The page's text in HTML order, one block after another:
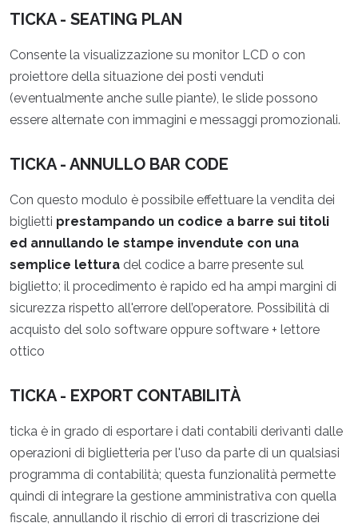
TICKA - SEATING PLAN
Consente la visualizzazione su monitor LCD o con
proiettore della situazione dei posti venduti
(eventualmente anche sulle piante), le slide possono
essere alternate con immagini e messaggi promozionali.
TICKA - ANNULLO BAR CODE
Con questo modulo è possibile effettuare la vendita dei
biglietti prestampando un codice a barre sui titoli
ed annullando le stampe invendute con una
semplice lettura del codice a barre presente sul
biglietto; il procedimento è rapido ed ha ampi margini di
sicurezza rispetto all'errore dell’operatore. Possibilità di
acquisto del solo software oppure software + lettore
ottico
TICKA - EXPORT CONTABILITÀ
ticka è in grado di esportare i dati contabili derivanti dalle
operazioni di biglietteria per l'uso da parte di un qualsiasi
programma di contabilità; questa funzionalità permette
quindi di integrare la gestione amministrativa con quella
fiscale, annullando il rischio di errori di trascrizione dei